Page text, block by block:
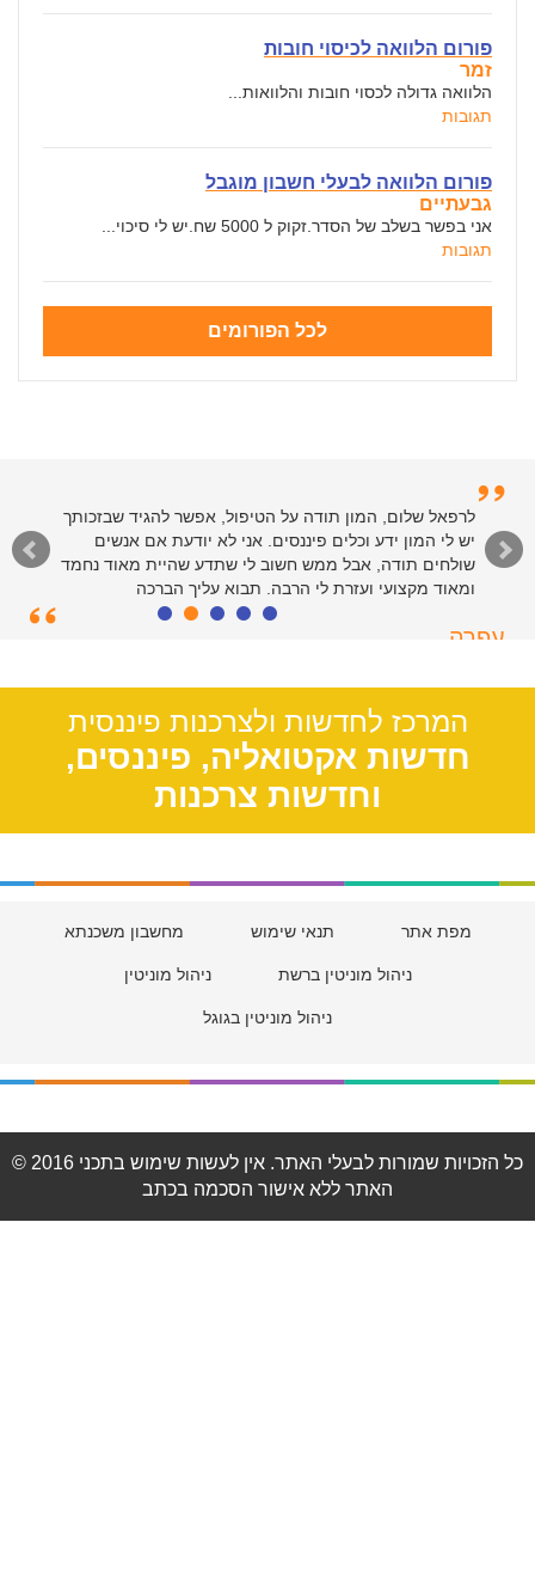
פורום הלוואה לכיסוי חובות
זמר
הלוואה גדולה לכסוי חובות והלוואות...
תגובות
פורום הלוואה לבעלי חשבון מוגבל
גבעתיים
אני בפשר בשלב של הסדר.זקוק ל 5000 שח.יש לי סיכוי...
תגובות
לכל הפורומים
לרפאל שלום, המון תודה על הטיפול, אפשר להגיד שבזכותך
יש לי המון ידע וכלים פיננסים. אני לא יודעת אם אנשים
שולחים תודה, אבל ממש חשוב לי שתדע שהיית מאוד נחמד
ומאוד מקצועי ועזרת לי הרבה. תבוא עליך הברכה
עפרה
המרכז לחדשות ולצרכנות פיננסית
חדשות אקטואליה, פיננסים,
וחדשות צרכנות
מפת אתר תנאי שימוש מחשבון משכנתא
ניהול מוניטין ברשת ניהול מוניטין
ניהול מוניטין בגוגל
© 2016 כל הזכויות שמורות לבעלי האתר. אין לעשות שימוש בתכני
האתר ללא אישור הסכמה בכתב